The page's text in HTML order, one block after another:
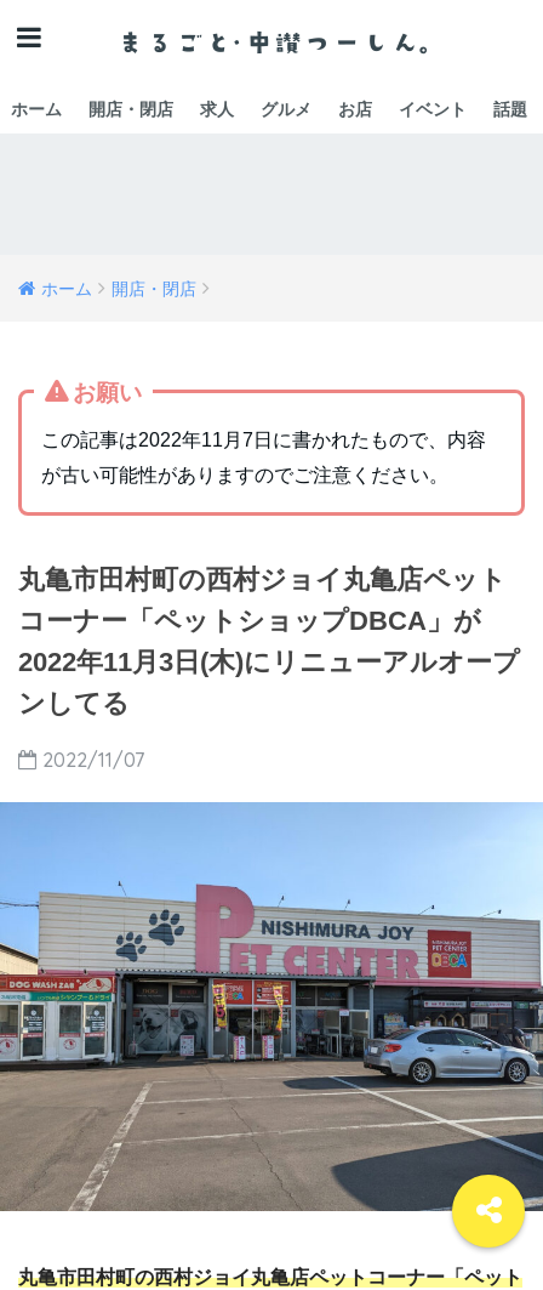
ホーム 開店・閉店 求人 グルメ お店 イベント 話題
ホーム 開店・閉店
お願い
この記事は2022年11月7日に書かれたもので、内容
が古い可能性がありますのでご注意ください。
丸亀市田村町の西村ジョイ丸亀店ペット
コーナー「ペットショップDBCA」が
2022年11月3日(木)にリニューアルオープ
ンしてる
2022/11/07
丸亀市田村町の西村ジョイ丸亀店ペットコーナー「ペット